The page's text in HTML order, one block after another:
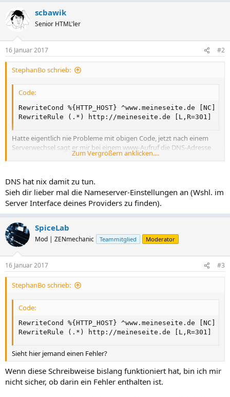
scbawik
Senior HTML'ler
16 Januar 2017 #2
StephanBo schrieb:
Code:
RewriteCond %{HTTP_HOST} ^www.meineseite.de [NC]
RewriteRule (.*) http://meineseite.de [L,R=301]
Hatte eigentlich nie Probleme mit obigen Code, jetzt nach einem
Serverwechsel sagt er mir bei einem www-Aufruf die DNS-Adresse
ist nicht gefunden und leitet mich nicht auf die http:/ weiter (diese
Zum Vergrößern anklicken....
DNS hat nix damit zu tun.
Sieh dir lieber mal die Nameserver-Einstellungen an (Wshl. im
Server Interface deines Providers zu finden).
SpiceLab
Mod | ZENmechanic Teammitglied Moderator
16 Januar 2017 #3
StephanBo schrieb:
Code:
RewriteCond %{HTTP_HOST} ^www.meineseite.de [NC]
RewriteRule (.*) http://meineseite.de [L,R=301]
Sieht hier jemand einen Fehler?
Wenn diese Schreibweise bislang funktioniert hat, bin ich mir
nicht sicher, ob darin ein Fehler enthalten ist.